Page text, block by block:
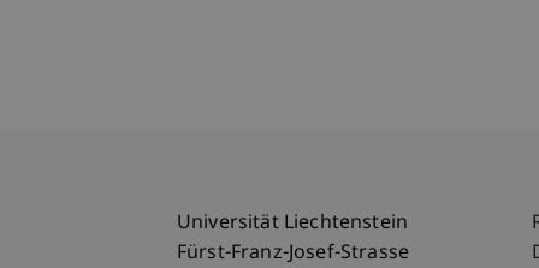
Universität Liechtenstein
Fürst-Franz-Josef-Strasse